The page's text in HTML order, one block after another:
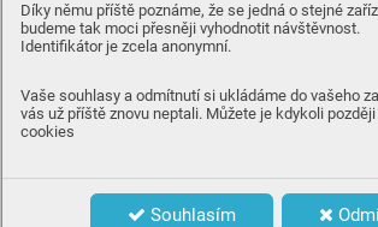
Díky němu příště poznáme, že se jedná o stejné
budeme tak moci přesněji vyhodnotit návštěvnost.
Identifikátor je zcela anonymní.
Vaše souhlasy a odmítnutí si ukládáme do vašeho
vás už příště znovu neptali. Můžete je kdykoli
cookies
Souhlasím
KULTURA A
POŽITEK
Večerní
programy